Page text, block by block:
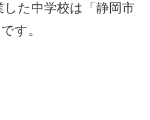
した中学校は「静岡市
す。